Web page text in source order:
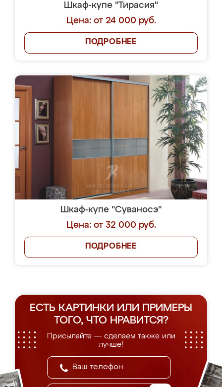
Шкаф-купе "Тирасия"
Цена: от 24 000 руб.
ПОДРОБНЕЕ
Шкаф-купе "Суваносэ"
Цена: от 32 000 руб.
ПОДРОБНЕЕ
ЕСТЬ КАРТИНКИ ИЛИ ПРИМЕРЫ
ТОГО, ЧТО НРАВИТСЯ?
Присылайте — сделаем также или
лучше!